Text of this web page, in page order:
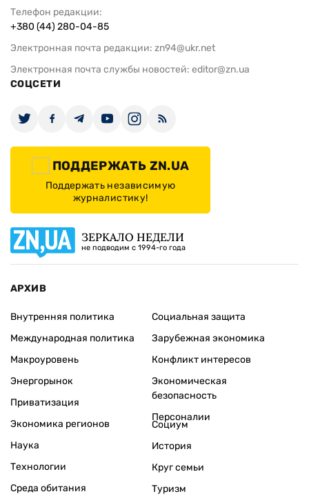
Телефон редакции:
+380 (44) 280-04-85
Электронная почта редакции: zn94@ukr.net
Электронная почта службы новостей: editor@zn.ua
СОЦСЕТИ
ПОДДЕРЖАТЬ ZN.UA
Поддержать независимую
журналистику!
ЗЕРКАЛО НЕДЕЛИ
не подводим с 1994-го года
АРХИВ
Внутренняя политика
Международная политика
Макроуровень
Энергорынок
Приватизация
Экономика регионов
Социальная защита
Зарубежная экономика
Конфликт интересов
Экономическая
безопасность
Персоналии
Наука
Технологии
Среда обитания
Социум
История
Круг семьи
Туризм